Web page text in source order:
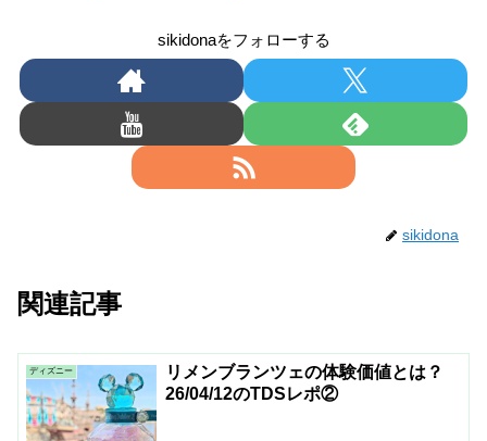
sikidonaをフォローする
sikidona
関連記事
ディズニー
リメンブランツェの体験価値とは？
26/04/12のTDSレポ②